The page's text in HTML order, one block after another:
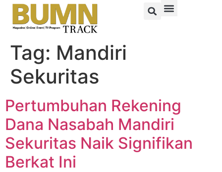
Tag: Mandiri
Sekuritas
Pertumbuhan Rekening
Dana Nasabah Mandiri
Sekuritas Naik Signifikan
Berkat Ini